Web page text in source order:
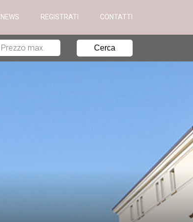
NEWS REGISTRATI CONTATTI
Cerca